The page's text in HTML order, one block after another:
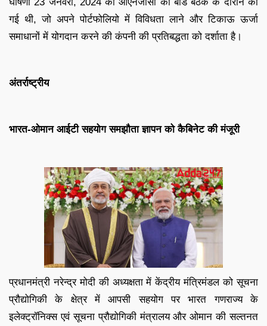
गई थी, जो अपने पोर्टफोलियो में विविधता लाने और टिकाऊ ऊर्जा
समाधानों में योगदान करने की कंपनी की प्रतिबद्धता को दर्शाता है।
अंतर्राष्ट्रीय
भारत-ओमान आईटी सहयोग समझौता ज्ञापन को कैबिनेट की मंजूरी
प्रधानमंत्री नरेन्द्र मोदी की अध्यक्षता में केंद्रीय मंत्रिमंडल को सूचना
प्रौद्योगिकी के क्षेत्र में आपसी सहयोग पर भारत गणराज्य के
इलेक्ट्रॉनिक्स एवं सूचना प्रौद्योगिकी मंत्रालय और ओमान की सल्तनत